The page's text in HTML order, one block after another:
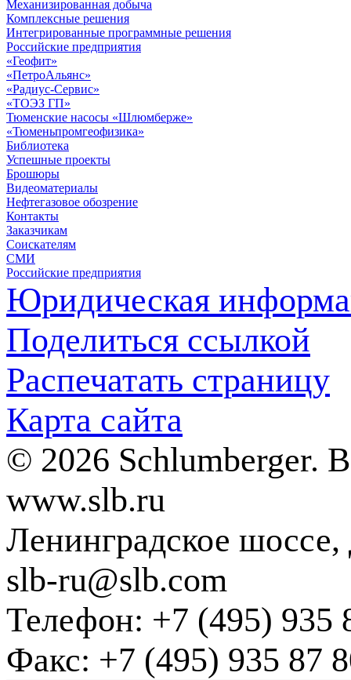
Механизированная добыча
Комплексные решения
Интегрированные программные решения
Российские предприятия
«Геофит»
«ПетроАльянс»
«Радиус-Сервис»
«ТОЭЗ ГП»
Тюменские насосы «Шлюмберже»
«Тюменьпромгеофизика»
Библиотека
Успешные проекты
Брошюры
Видеоматериалы
Нефтегазовое обозрение
Контакты
Заказчикам
Соискателям
СМИ
Российские предприятия
Юридическая
Поделиться ссылкой
Распечатать страницу
Карта сайта
© 2026 Schlumberger.
www.slb.ru
Ленинградское
slb-ru@slb.com
Телефон: +7 (495) 935
Факс: +7 (495) 935 87